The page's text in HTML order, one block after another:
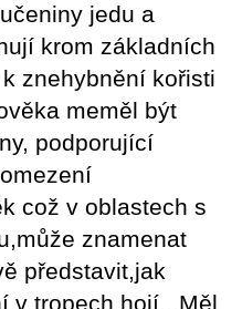
jedu a
krom základních
znehybnění kořisti
meměl být
podporující
což v oblastech s
znamenat
představit,jak
v tropech hojí...Měl